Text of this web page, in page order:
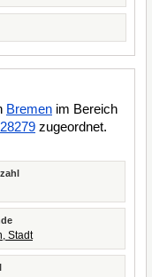
Bremen im Bereich
28279 zugeordnet.
Stadt